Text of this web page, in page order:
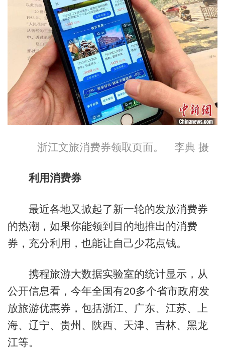
浙江文旅消费券领取页面。 李典 摄
利用消费券
最近各地又掀起了新一轮的发放消费券
的热潮，如果你能领到目的地推出的消费
券，充分利用，也能让自己少花点钱。
携程旅游大数据实验室的统计显示，从
公开信息看，今年全国有20多个省市政府发
放旅游优惠券，包括浙江、广东、江苏、上
海、辽宁、贵州、陕西、天津、吉林、黑龙
江等。